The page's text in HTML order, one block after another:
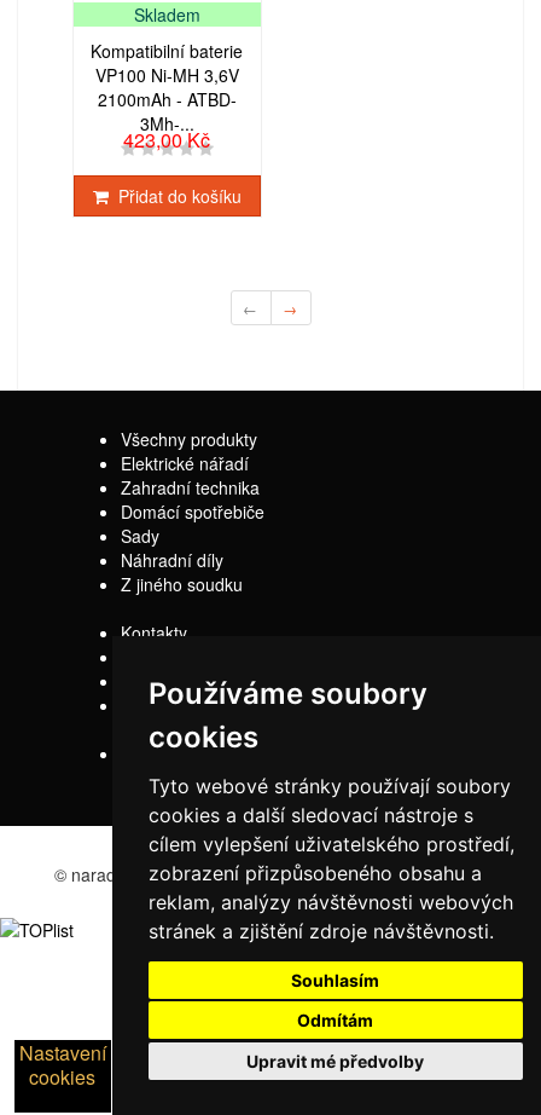
Používáme soubory
cookies
Tyto webové stránky používají soubory
cookies a další sledovací nástroje s
cílem vylepšení uživatelského prostředí,
zobrazení přizpůsobeného obsahu a
reklam, analýzy návštěvnosti webových
stránek a zjištění zdroje návštěvnosti.
Souhlasím
Odmítám
Upravit mé předvolby
Skladem
Kompatibilní baterie
VP100 Ni-MH 3,6V
2100mAh - ATBD-
3Mh-...
423,00 Kč
Přidat do košíku
← →
Nastavení
cookies
Všechny produkty
Elektrické nářadí
Zahradní technika
Domácí spotřebiče
Sady
Náhradní díly
Z jiného soudku
Kontakty
Servis
Obchodní
podmínky
Reklamační řád
© naradi-bd.cz 2016